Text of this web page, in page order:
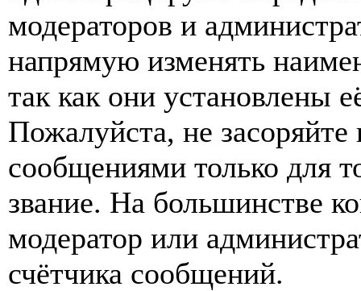
модераторов и
напрямую изменять
так как они установлены
Пожалуйста, не
сообщениями только для
звание. На большинстве
модератор или
счётчика сообщений.